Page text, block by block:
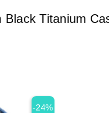
Titanium
-24%